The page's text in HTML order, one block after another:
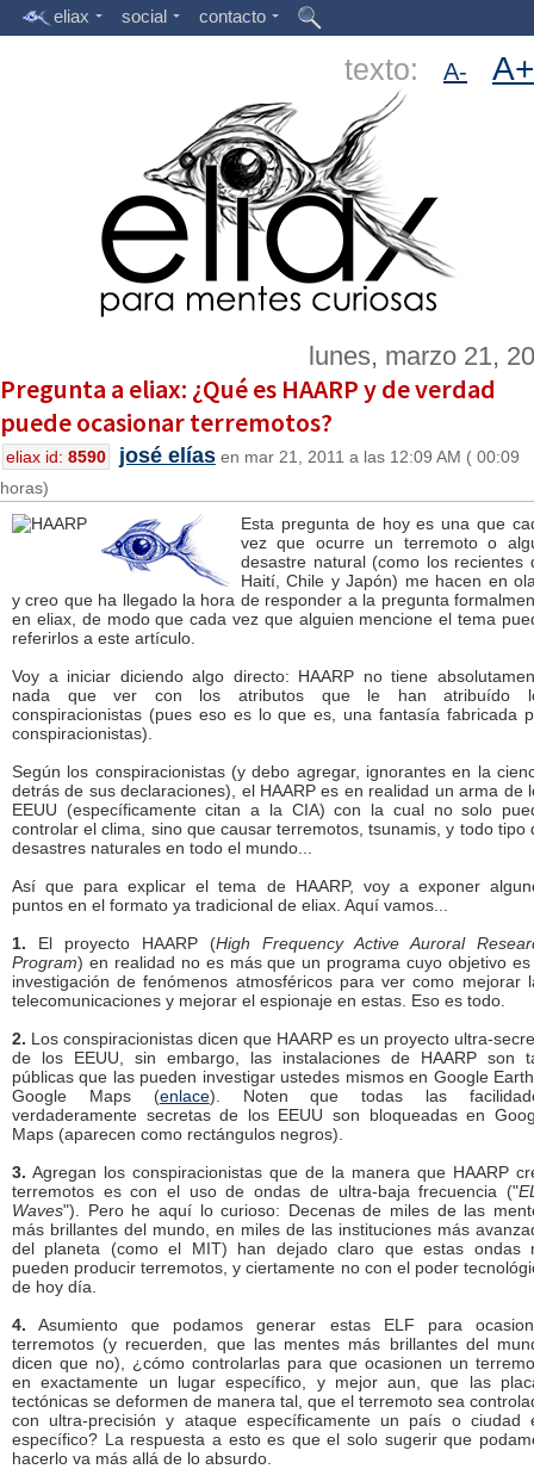
eliax social contacto
texto: A- A+
lunes, marzo 21,
Pregunta a eliax: ¿Qué es HAARP y de verdad
puede ocasionar terremotos?
eliax id: 8590 josé elías en mar 21, 2011 a las 12:09 AM ( 00:09
horas)
Esta pregunta de hoy es una que
vez que ocurre un terremoto o
desastre natural (como los recientes
Haití, Chile y Japón) me hacen en
y creo que ha llegado la hora de responder a la pregunta
en eliax, de modo que cada vez que alguien mencione el tema
referirlos a este artículo.
Voy a iniciar diciendo algo directo: HAARP no tiene
nada que ver con los atributos que le han atribuído
conspiracionistas (pues eso es lo que es, una fantasía fabricada
conspiracionistas).
Según los conspiracionistas (y debo agregar, ignorantes en la
detrás de sus declaraciones), el HAARP es en realidad un arma de
EEUU (específicamente citan a la CIA) con la cual no solo
controlar el clima, sino que causar terremotos, tsunamis, y todo tipo
desastres naturales en todo el mundo...
Así que para explicar el tema de HAARP, voy a exponer
puntos en el formato ya tradicional de eliax. Aquí vamos...
1. El proyecto HAARP (High Frequency Active Auroral
Program) en realidad no es más que un programa cuyo objetivo
investigación de fenómenos atmosféricos para ver como mejorar
telecomunicaciones y mejorar el espionaje en estas. Eso es todo.
2. Los conspiracionistas dicen que HAARP es un proyecto ultra-
de los EEUU, sin embargo, las instalaciones de HAARP son
públicas que las pueden investigar ustedes mismos en Google
Google Maps (enlace). Noten que todas las
verdaderamente secretas de los EEUU son bloqueadas en
Maps (aparecen como rectángulos negros).
3. Agregan los conspiracionistas que de la manera que HAARP
terremotos es con el uso de ondas de ultra-baja frecuencia ("
Waves"). Pero he aquí lo curioso: Decenas de miles de las
más brillantes del mundo, en miles de las instituciones más
del planeta (como el MIT) han dejado claro que estas ondas
pueden producir terremotos, y ciertamente no con el poder
de hoy día.
4. Asumiento que podamos generar estas ELF para
terremotos (y recuerden, que las mentes más brillantes del
dicen que no), ¿cómo controlarlas para que ocasionen un
en exactamente un lugar específico, y mejor aun, que las
tectónicas se deformen de manera tal, que el terremoto sea
con ultra-precisión y ataque específicamente un país o ciudad
específico? La respuesta a esto es que el solo sugerir que
hacerlo va más allá de lo absurdo.